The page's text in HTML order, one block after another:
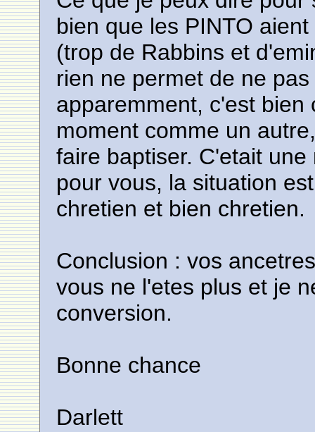
bien que les PINTO
(trop de Rabbins et
rien ne permet de ne
apparemment, c'est
moment comme un
faire baptiser. C'etait
pour vous, la situation
chretien et bien chretien.
Conclusion : vos
vous ne l'etes plus et je
conversion.
Bonne chance
Darlett